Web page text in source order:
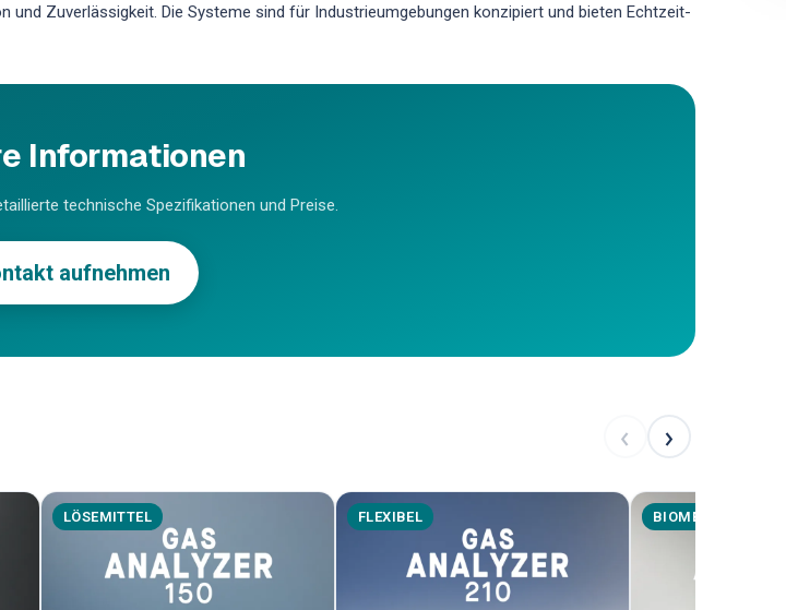
Zuverlässigkeit. Die Systeme sind für Industrieumgebungen konzipiert und bieten Echtzeit-
Informationen
technische Spezifikationen und Preise.
aufnehmen
‹ ›
LÖSEMITTEL FLEXIBEL BIOMETHAN